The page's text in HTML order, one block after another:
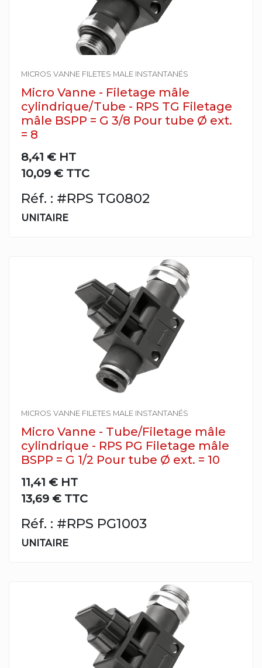
MICROS VANNE FILETES MALE INSTANTANÉS
Micro Vanne - Filetage mâle
cylindrique/Tube - RPS TG Filetage
mâle BSPP = G 3/8 Pour tube Ø ext.
= 8
8,41 € HT
10,09 € TTC
Réf. : #RPS TG0802
UNITAIRE
MICROS VANNE FILETES MALE INSTANTANÉS
Micro Vanne - Tube/Filetage mâle
cylindrique - RPS PG Filetage mâle
BSPP = G 1/2 Pour tube Ø ext. = 10
11,41 € HT
13,69 € TTC
Réf. : #RPS PG1003
UNITAIRE